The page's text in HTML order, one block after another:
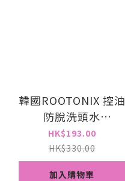
韓國ROOTONIX 控油
防脫洗頭水
Inflammatory Scalp
Shampoo 500ml[香
港代理]
HK$193.00
HK$330.00
加入購物車